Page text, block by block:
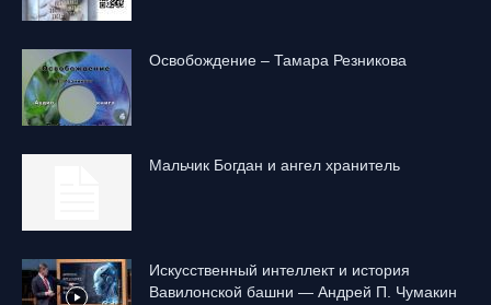
Освобождение – Тамара Резникова
Mальчик Богдан и ангел хранитель
Искусственный интеллект и история
Вавилонской башни — Андрей П. Чумакин